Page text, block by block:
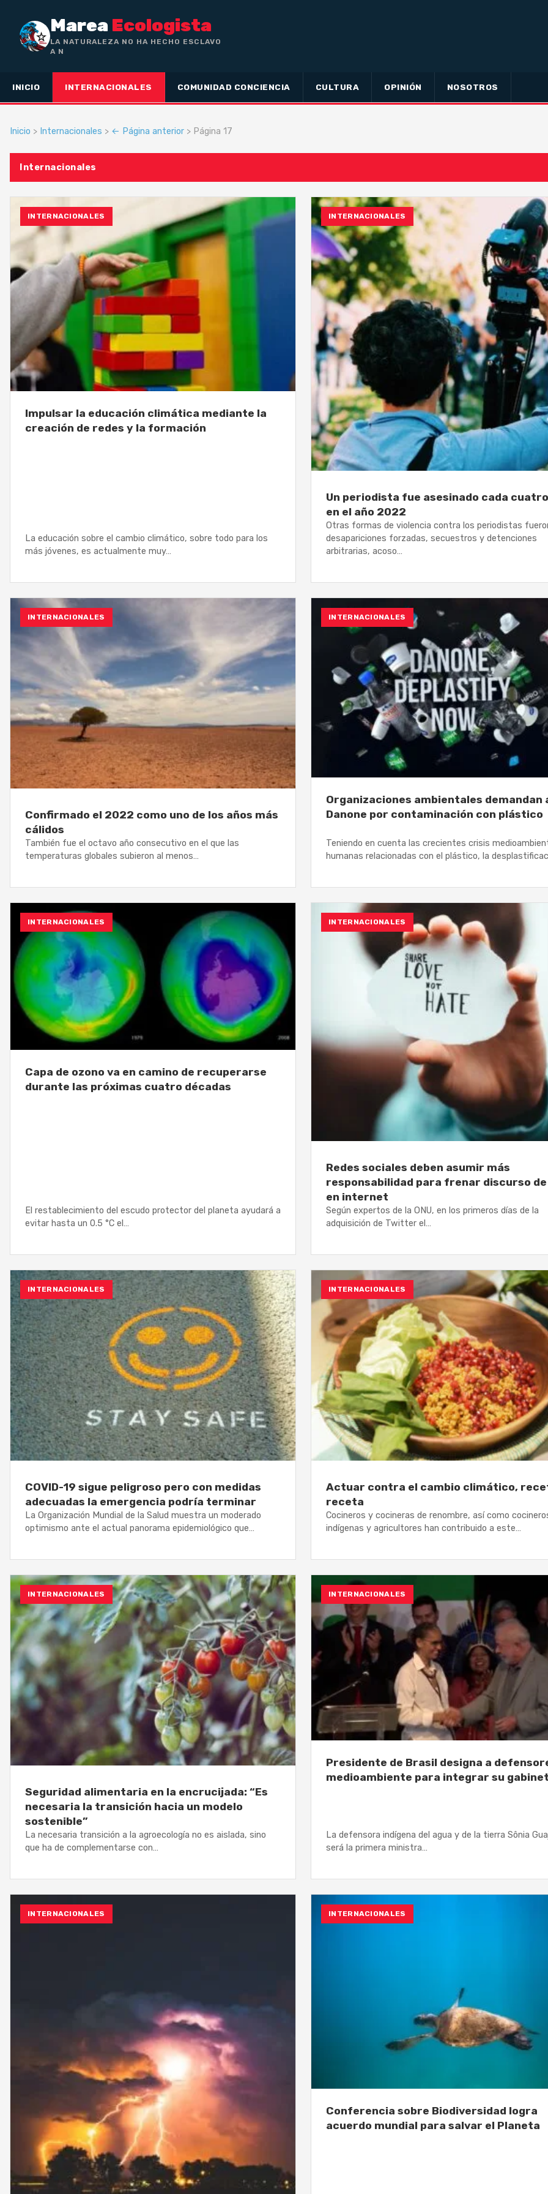
Marea Ecologista
LA NATURALEZA NO HA HECHO ESCLAVO
A NADIE, SINO A TODOS LIBRES — BET
INICIO INTERNACIONALES COMUNIDAD CONCIENCIA CULTURA OPINIÓN NOSOTROS
Inicio > Internacionales > ← Página anterior > Página 17
Internacionales
INTERNACIONALES
Impulsar la educación climática mediante la
creación de redes y la formación
La educación sobre el cambio climático, sobre todo para los
más jóvenes, es actualmente muy…
INTERNACIONALES
Un periodista fue asesinado cada
en el año 2022
Otras formas de violencia contra los periodistas
desapariciones forzadas, secuestros y detenciones
arbitrarias, acoso…
INTERNACIONALES
Confirmado el 2022 como uno de los años más
cálidos
También fue el octavo año consecutivo en el que las
temperaturas globales subieron al menos…
INTERNACIONALES
Organizaciones ambientales demandan
Danone por contaminación con plástico
Teniendo en cuenta las crecientes crisis
humanas relacionadas con el plástico, la
INTERNACIONALES
Capa de ozono va en camino de recuperarse
durante las próximas cuatro décadas
El restablecimiento del escudo protector del planeta ayudará a
evitar hasta un 0.5 °C el…
INTERNACIONALES
Redes sociales deben asumir más
responsabilidad para frenar discurso de
en internet
Según expertos de la ONU, en los primeros días de la
adquisición de Twitter el…
INTERNACIONALES
COVID-19 sigue peligroso pero con medidas
adecuadas la emergencia podría terminar
La Organización Mundial de la Salud muestra un moderado
optimismo ante el actual panorama epidemiológico que…
INTERNACIONALES
Actuar contra el cambio climático,
receta
Cocineros y cocineras de renombre, así como
indígenas y agricultores han contribuido a este…
INTERNACIONALES
Seguridad alimentaria en la encrucijada: “Es
necesaria la transición hacia un modelo
sostenible”
La necesaria transición a la agroecología no es aislada, sino
que ha de complementarse con…
INTERNACIONALES
Presidente de Brasil designa a
medioambiente para integrar su
La defensora indígena del agua y de la tierra Sônia
será la primera ministra…
INTERNACIONALES INTERNACIONALES
Conferencia sobre Biodiversidad logra
acuerdo mundial para salvar el Planeta